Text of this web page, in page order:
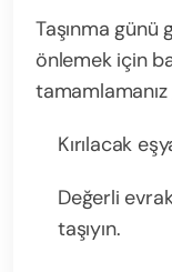
Taşınma günü
önlemek için
Kırılacak
Değerli
taşıyın.